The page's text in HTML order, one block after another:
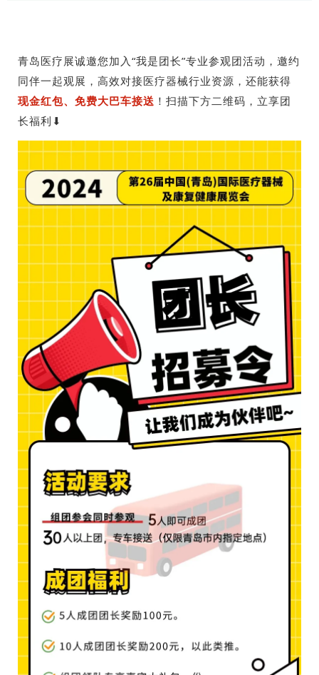
青岛医疗展诚邀您加入“我是团长”专业参观团活动，邀约
同伴一起观展，高效对接医疗器械行业资源，还能获得
现金红包、免费大巴车接送 ！ 扫描下方二维码，立享团
长福利⬇